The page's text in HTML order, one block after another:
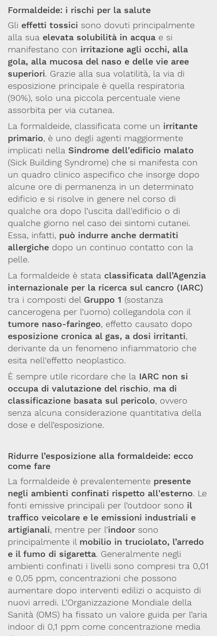
Formaldeide: i rischi per la salute
Gli effetti tossici sono dovuti principalmente
alla sua elevata solubilità in acqua e si
manifestano con irritazione agli occhi, alla
gola, alla mucosa del naso e delle vie aree
superiori. Grazie alla sua volatilità, la via di
esposizione principale è quella respiratoria
(90%), solo una piccola percentuale viene
assorbita per via cutanea.
La formaldeide, classificata come un irritante
primario, è uno degli agenti maggiormente
implicati nella Sindrome dell'edificio malato
(Sick Building Syndrome) che si manifesta con
un quadro clinico aspecifico che insorge dopo
alcune ore di permanenza in un determinato
edificio e si risolve in genere nel corso di
qualche ora dopo l’uscita dall'edificio o di
qualche giorno nel caso dei sintomi cutanei.
Essa, infatti, può indurre anche dermatiti
allergiche dopo un continuo contatto con la
pelle.
La formaldeide è stata classificata dall’Agenzia
internazionale per la ricerca sul cancro (IARC)
tra i composti del Gruppo 1 (sostanza
cancerogena per l’uomo) collegandola con il
tumore naso-faringeo, effetto causato dopo
esposizione cronica al gas, a dosi irritanti,
derivante da un fenomeno infiammatorio che
esita nell'effetto neoplastico.
È sempre utile ricordare che la IARC non si
occupa di valutazione del rischio, ma di
classificazione basata sul pericolo, ovvero
senza alcuna considerazione quantitativa della
dose e dell’esposizione.
Ridurre l’esposizione alla formaldeide: ecco
come fare
La formaldeide è prevalentemente presente
negli ambienti confinati rispetto all'esterno. Le
fonti emissive principali per l’outdoor sono il
traffico veicolare e le emissioni industriali e
artigianali, mentre per l’indoor sono
principalmente il mobilio in truciolato, l’arredo
e il fumo di sigaretta. Generalmente negli
ambienti confinati i livelli sono compresi tra 0,01
e 0,05 ppm, concentrazioni che possono
aumentare dopo interventi edilizi o acquisto di
nuovi arredi. L’Organizzazione Mondiale della
Sanità (OMS) ha fissato un valore guida per l’aria
indoor di 0,1 ppm come concentrazione media
approfondimenti
CONTATTACI
Dona il 5 per 1000 a SITOX SCOPRI DI PIU